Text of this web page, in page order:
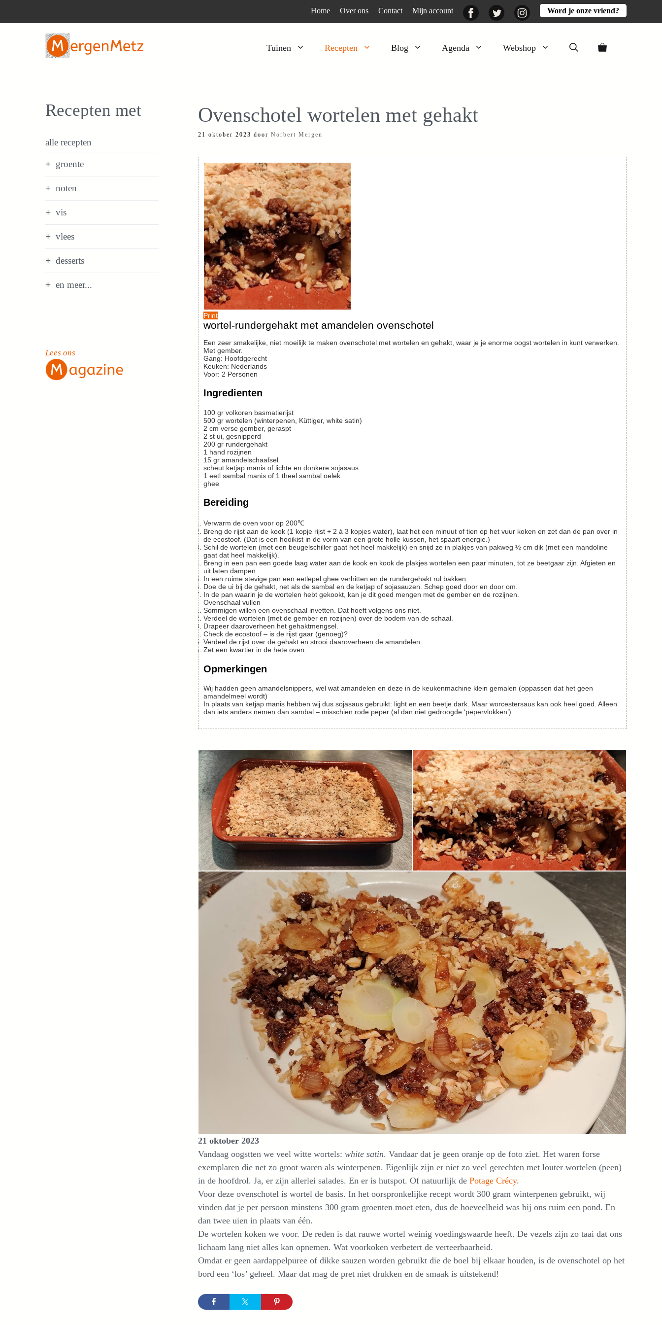
Home Over ons Contact Mijn account FacebookTwitter InstagramWord je onze vriend?
Tuinen Recepten Blog Agenda Webshop
Kruiden
Moestuin
Verfplanten
Voedselbos
Peulgroenten
Vruchtgewassen Mooi
Ovenschotel wortelen met gehakt
21 oktober 2023 door Norbert Mergen
Print
wortel-rundergehakt met amandelen ovenschotel
Een zeer smakelijke, niet moeilijk te maken ovenschotel met wortelen en gehakt, waar je je enorme oogst wortelen in kunt verwerken.
Met gember.
Gang: Hoofdgerecht
Keuken: Nederlands
Voor: 2 Personen
Ingredienten
100 gr volkoren basmatierijst
500 gr wortelen (winterpenen, Küttiger, white satin)
2 cm verse gember, geraspt
2 st ui, gesnipperd
200 gr rundergehakt
1 hand rozijnen
15 gr amandelschaafsel
scheut ketjap manis of lichte en donkere sojasaus
1 eetl sambal manis of 1 theel sambal oelek
ghee
Bereiding
Verwarm de oven voor op 200℃
Breng de rijst aan de kook (1 kopje rijst + 2 à 3 kopjes water), laat het een minuut of tien op het vuur koken en zet dan de pan over in
de ecostoof. (Dat is een hooikist in de vorm van een grote holle kussen, het spaart energie.)
Schil de wortelen (met een beugelschiller gaat het heel makkelijk) en snijd ze in plakjes van pakweg ½ cm dik (met een mandoline
gaat dat heel makkelijk).
Breng in een pan een goede laag water aan de kook en kook de plakjes wortelen een paar minuten, tot ze beetgaar zijn. Afgieten en
uit laten dampen.
In een ruime stevige pan een eetlepel ghee verhitten en de rundergehakt rul bakken.
Doe de ui bij de gehakt, net als de sambal en de ketjap of sojasauzen. Schep goed door en door om.
In de pan waarin je de wortelen hebt gekookt, kan je dit goed mengen met de gember en de rozijnen.
Ovenschaal vullen
Sommigen willen een ovenschaal invetten. Dat hoeft volgens ons niet.
Verdeel de wortelen (met de gember en rozijnen) over de bodem van de schaal.
Drapeer daaroverheen het gehaktmengsel.
Check de ecostoof – is de rijst gaar (genoeg)?
Verdeel de rijst over de gehakt en strooi daaroverheen de amandelen.
Zet een kwartier in de hete oven.
Opmerkingen
Wij hadden geen amandelsnippers, wel wat amandelen en deze in de keukenmachine klein gemalen (oppassen dat het geen
amandelmeel wordt)
In plaats van ketjap manis hebben wij dus sojasaus gebruikt: light en een beetje dark. Maar worcestersaus kan ook heel goed. Alleen
dan iets anders nemen dan sambal – misschien rode peper (al dan niet gedroogde ‘pepervlokken’)
21 oktober 2023
Vandaag oogstten we veel witte wortels: white satin. Vandaar dat je geen oranje op de foto ziet. Het waren forse
exemplaren die net zo groot waren als winterpenen. Eigenlijk zijn er niet zo veel gerechten met louter wortelen (peen)
in de hoofdrol. Ja, er zijn allerlei salades. En er is hutspot. Of natuurlijk de Potage Crécy.
Voor deze ovenschotel is wortel de basis. In het oorspronkelijke recept wordt 300 gram winterpenen gebruikt, wij
vinden dat je per persoon minstens 300 gram groenten moet eten, dus de hoeveelheid was bij ons ruim een pond. En
dan twee uien in plaats van één.
De wortelen koken we voor. De reden is dat rauwe wortel weinig voedingswaarde heeft. De vezels zijn zo taai dat ons
lichaam lang niet alles kan opnemen. Wat voorkoken verbetert de verteerbaarheid.
Omdat er geen aardappelpuree of dikke sauzen worden gebruikt die de boel bij elkaar houden, is de ovenschotel op het
bord een ‘los’ geheel. Maar dat mag de pret niet drukken en de smaak is uitstekend!
Recepten met
alle recepten
groente
noten
vis
vlees
desserts
en meer...
Lees ons